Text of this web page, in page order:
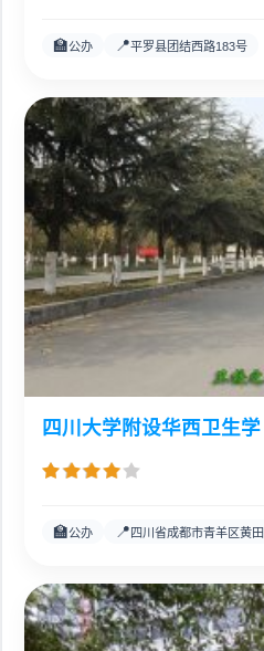
🏫公办 📍平罗县团结西路183号
四川大学附设华西卫生学
🏫公办 📍四川省成都市青羊区黄田